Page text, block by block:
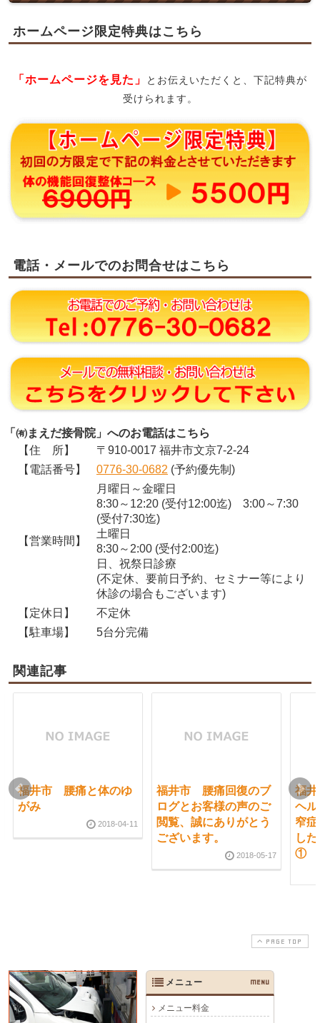
ホームページ限定特典はこちら
「ホームページを見た」
とお伝えいただくと、下記特典が
受けられます。
電話・メールでのお問合せはこちら
「㈲まえだ接骨院」へのお電話はこちら
【住 所】
〒910-0017 福井市文京7-2-24
【電話番号】
0776-30-0682 (予約優先制)
【営業時間】
月曜日～金曜日
8:30～12:20 (受付12:00迄) 3:00～7:30
(受付7:30迄)
土曜日
8:30～2:00 (受付2:00迄)
日、祝祭日診療
(不定休、要前日予約、セミナー等により
休診の場合もございます)
【定休日】
不定休
【駐車場】
5台分完備
関連記事
福井市 腰痛と体のゆ
がみ
2018-04-11
福井市 腰痛回復のブ
ログとお客様の声のご
閲覧、誠にありがとう
ございます。
2018-05-17
福
ヘ
窄
し
①
PAGE TOP
メニュー MENU
メニュー料金